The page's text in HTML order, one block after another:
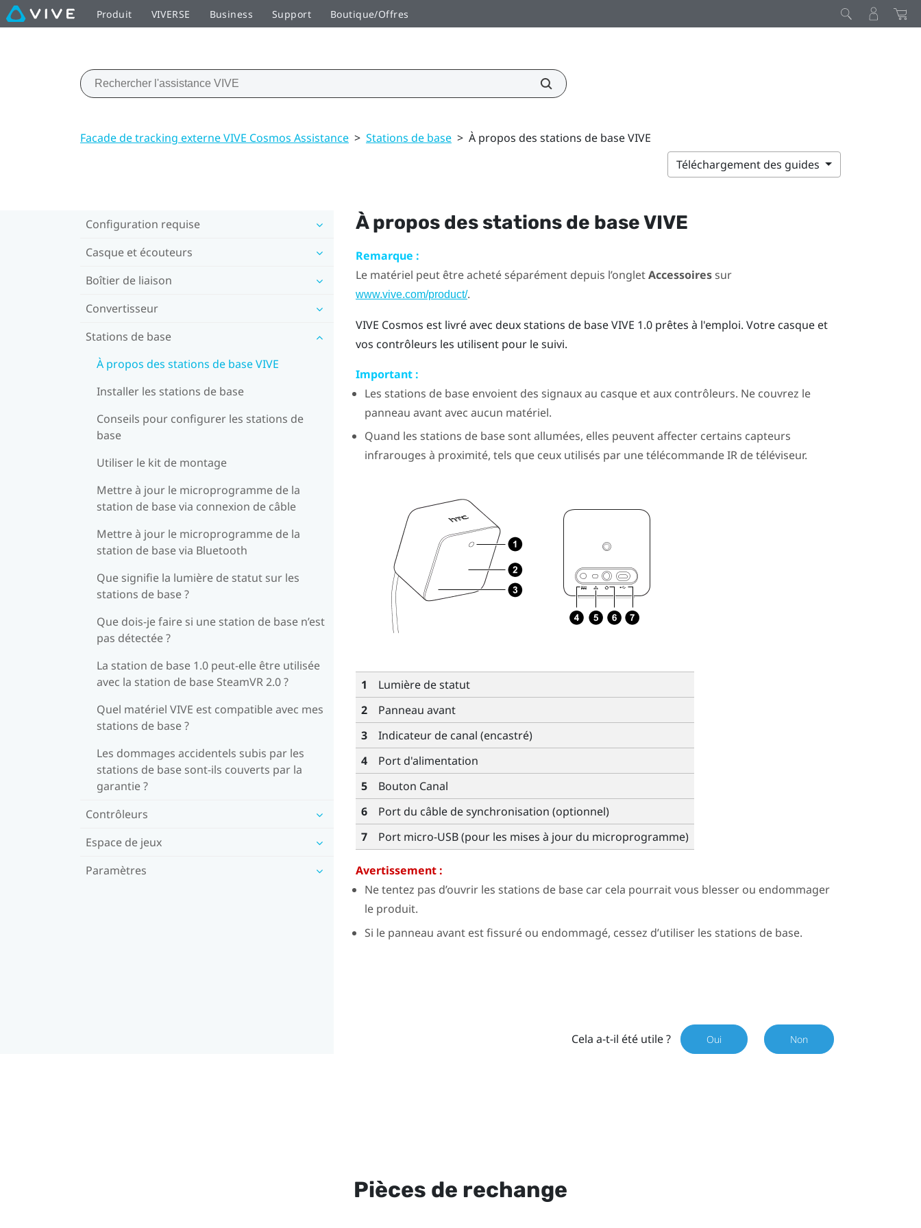
Produit VIVERSE Business Support Boutique/Offres
Facade de tracking externe VIVE Cosmos Assistance > Stations de base > À propos des stations de base VIVE
Téléchargement des guides
Configuration requise
Casque et écouteurs
Boîtier de liaison
Convertisseur
Stations de base
À propos des stations de base VIVE
Installer les stations de base
Conseils pour configurer les stations de
base
Utiliser le kit de montage
Mettre à jour le microprogramme de la
station de base via connexion de câble
Mettre à jour le microprogramme de la
station de base via Bluetooth
Que signifie la lumière de statut sur les
stations de base ?
Que dois-je faire si une station de base n’est
pas détectée ?
La station de base 1.0 peut-elle être utilisée
avec la station de base SteamVR 2.0 ?
Quel matériel VIVE est compatible avec mes
stations de base ?
Les dommages accidentels subis par les
stations de base sont-ils couverts par la
garantie ?
Contrôleurs
Espace de jeux
Paramètres
À propos des stations de baseVIVE
Remarque :
Le matériel peut être acheté séparément depuis l’ongletAccessoiressur
www.vive.com/product/.
VIVE Cosmos est livré avec deux stations de baseVIVE 1.0 prêtes à l'emploi. Votre casque et
vos contrôleurs les utilisent pour le suivi.
Important :
Les stations de base envoient des signaux au casque et aux contrôleurs. Ne couvrez le
panneau avant avec aucun matériel.
Quand les stations de base sont allumées, elles peuvent affecter certains capteurs
infrarouges à proximité, tels que ceux utilisés par une télécommande IR de téléviseur.
1
Lumière de statut
2
Panneau avant
3
Indicateur de canal (encastré)
4
Port d'alimentation
5
Bouton Canal
6
Port du câble de synchronisation (optionnel)
7
Port micro-USB (pour les mises à jour du microprogramme)
Avertissement :
Ne tentez pas d’ouvrir les stations de base car cela pourrait vous blesser ou endommager
le produit.
Si le panneau avant est fissuré ou endommagé, cessez d’utiliser les stations de base.
Cela a-t-il été utile ? Oui Non
Pièces de rechange